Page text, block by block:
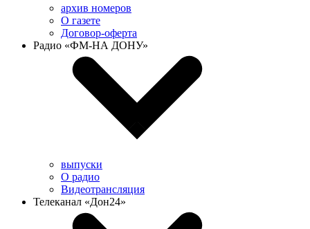
архив номеров
О газете
Договор-оферта
Радио «ФМ-НА ДОНУ»
выпуски
О радио
Видеотрансляция
Телеканал «Дон24»